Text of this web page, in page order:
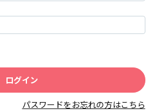
パスワードをお忘れの方はこちら